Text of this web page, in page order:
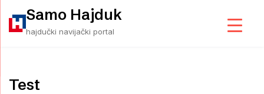
content
Samo Hajduk
hajdučki navijački portal
Test